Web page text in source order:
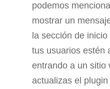
podemos
mostrar un
la sección de
tus usuarios estén
entrando a un sitio
actualizas el